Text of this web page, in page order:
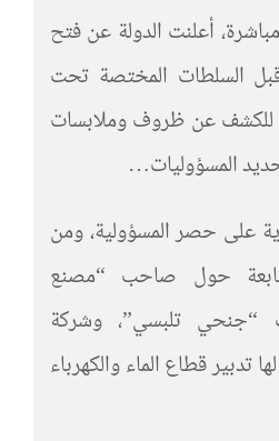
أعلنت الدولة عن فتح
السلطات المختصة تحت
للكشف عن ظروف وملابسات
المسؤوليات…
على حصر المسؤولية، ومن
حول صاحب “مصنع
“جنحي تلبسي”، وشركة
تدبير قطاع الماء والكهرباء